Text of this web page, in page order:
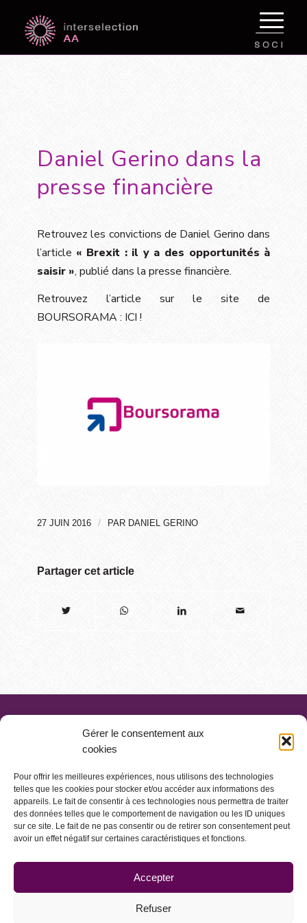
Gérer le consentement aux
cookies
Pour offrir les meilleures expériences, nous utilisons des technologies
telles que les cookies pour stocker et/ou accéder aux informations des
appareils. Le fait de consentir à ces technologies nous permettra de traiter
des données telles que le comportement de navigation ou les ID uniques
sur ce site. Le fait de ne pas consentir ou de retirer son consentement peut
avoir un effet négatif sur certaines caractéristiques et fonctions.
Accepter
Refuser
Daniel Gerino dans la
presse financière
Retrouvez les convictions de Daniel Gerino dans
l’article « Brexit : il y a des opportunités à
saisir », publié dans la presse financière.
Retrouvez l’article sur le site de
BOURSORAMA : ICI !
27 JUIN 2016 / PAR DANIEL GERINO
Partager cet article
MENTIONS LÉGALES
PLAN DU SITE
© INTERSELECTION 2017